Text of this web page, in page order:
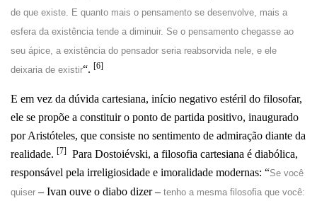
de que existe. E quanto mais o pensamento se desenvolve, mais a
esfera da existência tende a diminuir. Se o pensamento chegasse ao
seu ápice, a existência do pensador seria reabsorvida nele, e ele
deixaria de existir“. [6]
E em vez da dúvida cartesiana, início negativo estéril do filosofar,
ele se propõe a constituir o ponto de partida positivo, inaugurado
por Aristóteles, que consiste no sentimento de admiração diante da
realidade. [7]
Para Dostoiévski, a filosofia cartesiana é diabólica,
responsável pela irreligiosidade e imoralidade modernas: “Se você
quiser – Ivan ouve o diabo dizer – tenho a mesma filosofia que você: